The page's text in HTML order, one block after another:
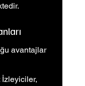
avantajlar
İzleyiciler,